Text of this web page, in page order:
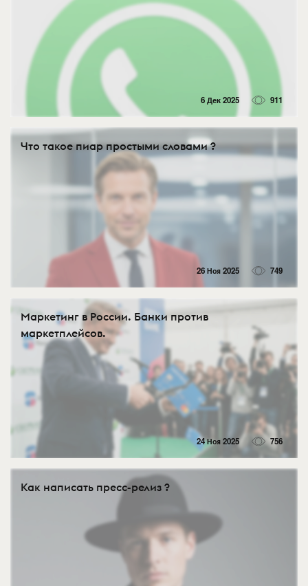
6 Дек 2025 911
Что такое пиар простыми словами ?
26 Ноя 2025 749
Маркетинг в России. Банки против
маркетплейсов.
24 Ноя 2025 756
Как написать пресс-релиз ?